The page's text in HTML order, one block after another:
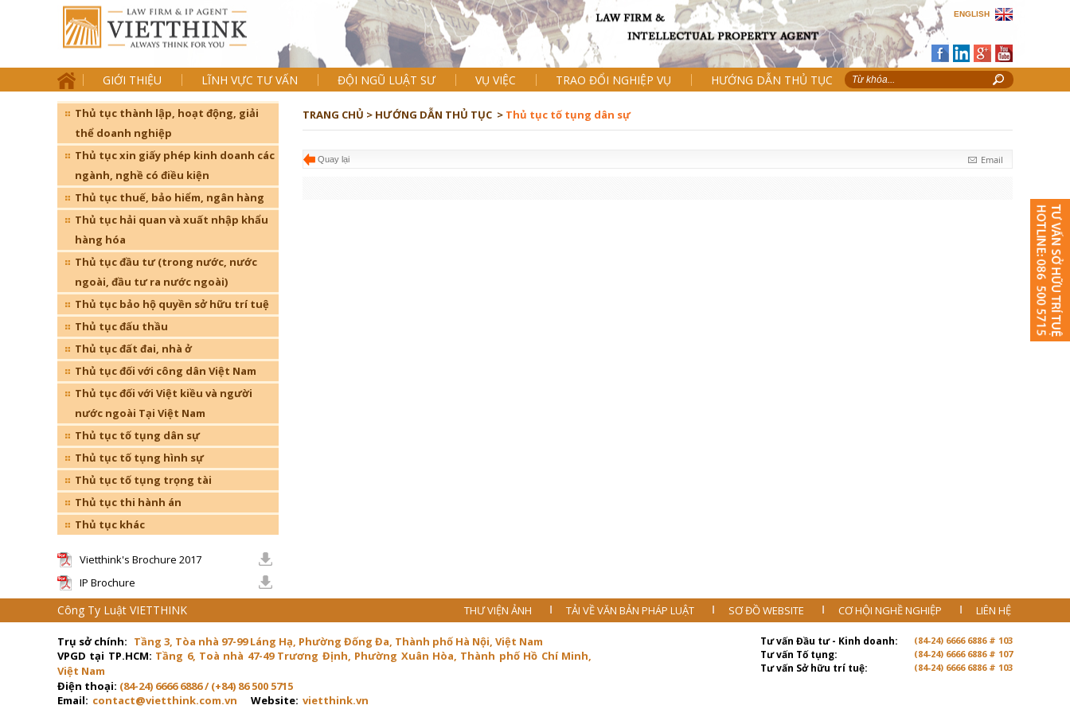
ENGLISH
GIỚI THIỆU LĨNH VỰC TƯ VẤN ĐỘI NGŨ LUẬT SƯ VỤ VIỆC TRAO ĐỔI NGHIỆP VỤ HƯỚNG DẪN THỦ TỤC
Thủ tục thành lập, hoạt động, giải
thể doanh nghiệp
Thủ tục xin giấy phép kinh doanh các
ngành, nghề có điều kiện
Thủ tục thuế, bảo hiểm, ngân hàng
Thủ tục hải quan và xuất nhập khẩu
hàng hóa
Thủ tục đầu tư (trong nước, nước
ngoài, đầu tư ra nước ngoài)
Thủ tục bảo hộ quyền sở hữu trí tuệ
Thủ tục đấu thầu
Thủ tục đất đai, nhà ở
Thủ tục đối với công dân Việt Nam
Thủ tục đối với Việt kiều và người
nước ngoài Tại Việt Nam
Thủ tục tố tụng dân sự
Thủ tục tố tụng hình sự
Thủ tục tố tụng trọng tài
Thủ tục thi hành án
Thủ tục khác
Vietthink's Brochure 2017
IP Brochure
TRANG CHỦ > HƯỚNG DẪN THỦ TỤC > Thủ tục tố tụng dân sự
Quay lại Email
Công Ty Luật VIETTHINK THƯ VIỆN ẢNH TẢI VỀ VĂN BẢN PHÁP LUẬT SƠ ĐỒ WEBSITE CƠ HỘI NGHỀ NGHIỆP LIÊN HỆ
Trụ sở chính: Tầng 3, Tòa nhà 97-99 Láng Hạ, Phường Đống Đa, Thành phố Hà Nội, Việt Nam
VPGD tại TP.HCM: Tầng 6, Toà nhà 47-49 Trương Định, Phường Xuân Hòa, Thành phố Hồ Chí Minh,
Việt Nam
Điện thoại: (84-24) 6666 6886 / (+84) 86 500 5715
Email: contact@vietthink.com.vn Website: vietthink.vn
Tư vấn Đầu tư - Kinh doanh: (84-24) 6666 6886 # 103
Tư vấn Tố tụng: (84-24) 6666 6886 # 107
Tư vấn Sở hữu trí tuệ: (84-24) 6666 6886 # 103